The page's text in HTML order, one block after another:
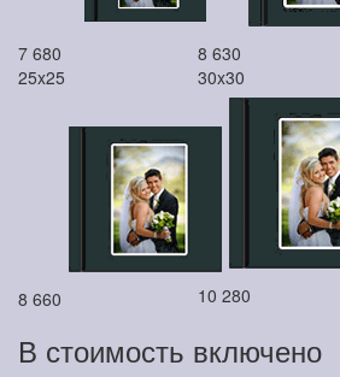
7 680 8 630
25x25
8 660
30x30
10 280
В стоимость включено